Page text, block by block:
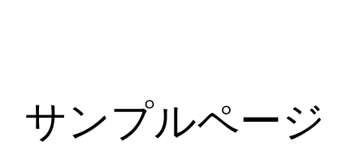
サンプルページ